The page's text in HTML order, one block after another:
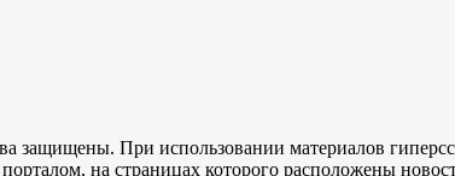
защищены. При использовании материалов
на страницах которого расположены